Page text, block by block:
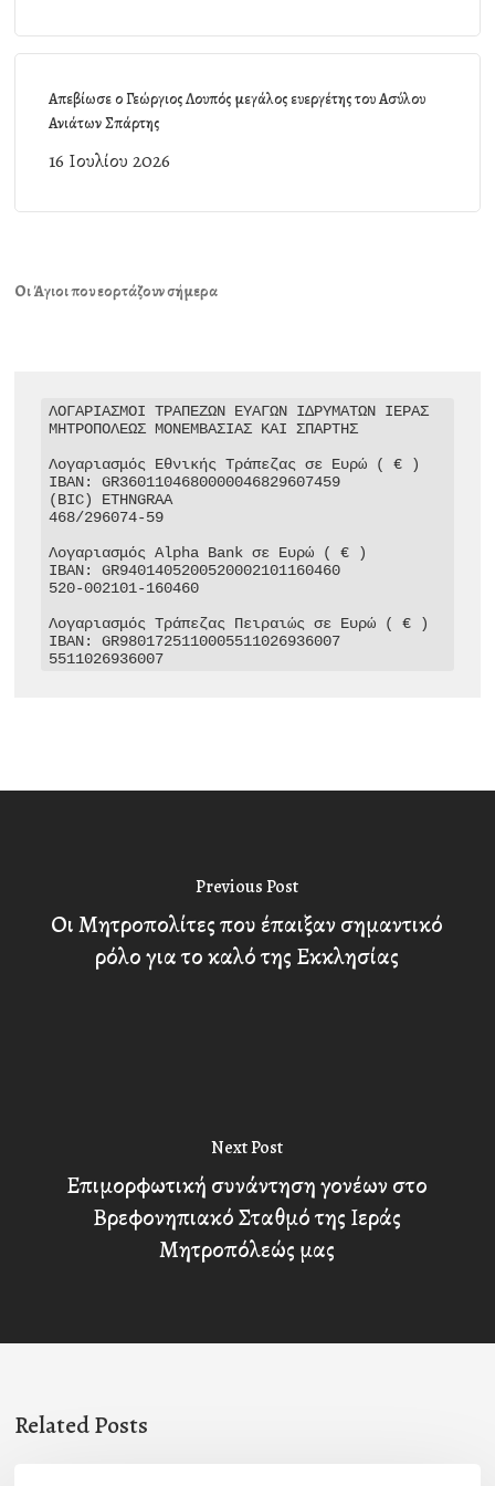
Απεβίωσε ο Γεώργιος Λουπός μεγάλος ευεργέτης του Ασύλου
Ανιάτων Σπάρτης
16 Ιουλίου 2026
Οι Άγιοι που εορτάζουν σήμερα
ΛΟΓΑΡΙΑΣΜΟΙ ΤΡΑΠΕΖΩΝ ΕΥΑΓΩΝ ΙΔΡΥΜΑΤΩΝ ΙΕΡΑΣ
ΜΗΤΡΟΠΟΛΕΩΣ ΜΟΝΕΜΒΑΣΙΑΣ ΚΑΙ ΣΠΑΡΤΗΣ
Λογαριασμός Εθνικής Τράπεζας σε Ευρώ ( € )
IBAN: GR3601104680000046829607459
(BIC) ETHNGRAA
468/296074-59
Λογαριασμός Alpha Bank σε Ευρώ ( € )
IBAN: GR9401405200520002101160460
520-002101-160460
Λογαριασμός Τράπεζας Πειραιώς σε Ευρώ ( € )
IBAN: GR9801725110005511026936007
5511026936007
Previous Post
Οι Μητροπολίτες που έπαιξαν σημαντικό
ρόλο για το καλό της Εκκλησίας
Next Post
Επιμορφωτική συνάντηση γονέων στο
Βρεφονηπιακό Σταθμό της Ιεράς
Μητροπόλεώς μας
Related Posts